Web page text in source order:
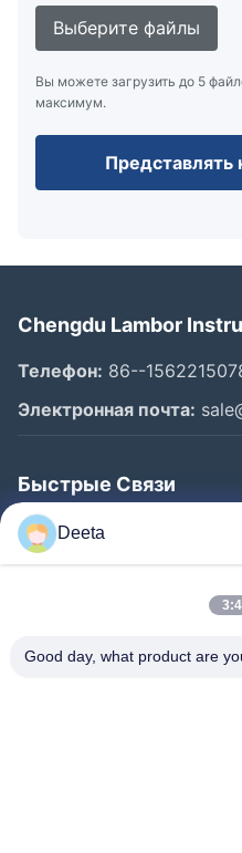
Выберите файлы
Вы можете загрузить до 5
максимум.
Представлять
Chengdu Lambor
Телефон: 86--
Электронная почта:
Быстрые Связи
Главная Страница
Продукция
Наша Фабрика
Deeta
Good day, what product are